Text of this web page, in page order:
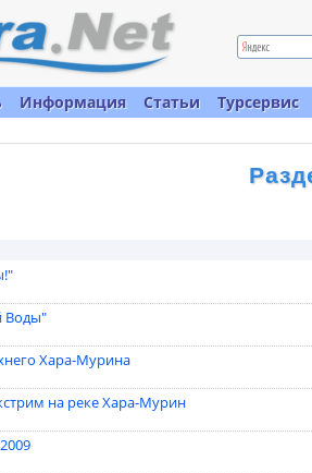
Информация Статьи Турсервис
Воды"
Хара-Мурина
на реке Хара-Мурин